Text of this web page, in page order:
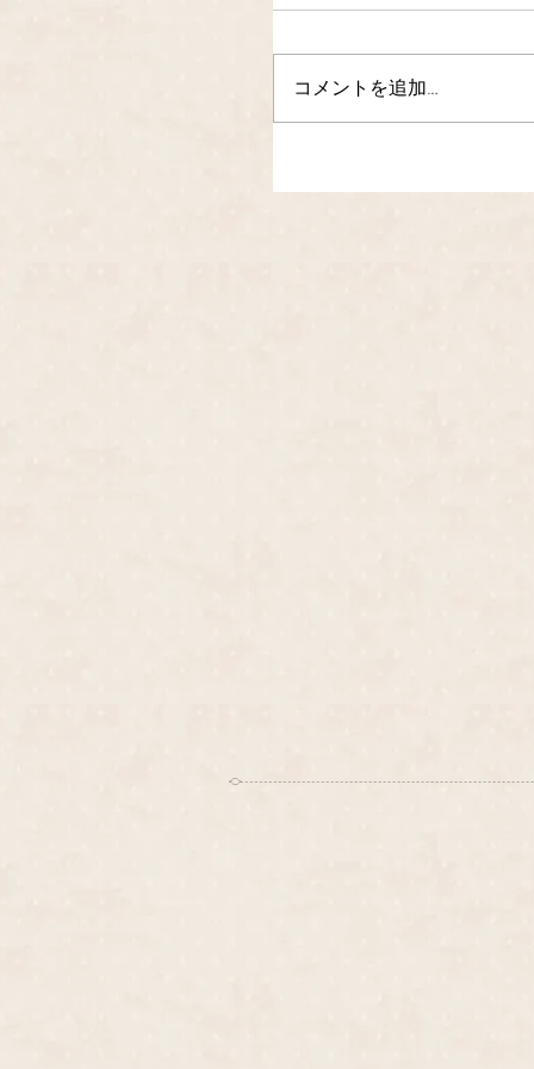
コメントを追加…